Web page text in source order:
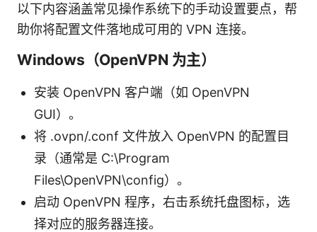
以下内容涵盖常见操作系统下的手动设置要点，帮
助你将配置文件落地成可用的 VPN 连接。
Windows（OpenVPN 为主）
安装 OpenVPN 客户端（如 OpenVPN
GUI）。
将 .ovpn/.conf 文件放入 OpenVPN 的配置目
录（通常是 C:\Program
Files\OpenVPN\config）。
启动 OpenVPN 程序，右击系统托盘图标，选
择对应的服务器连接。